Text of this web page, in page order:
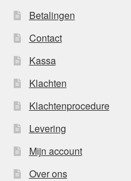
Betalingen
Contact
Kassa
Klachten
Klachtenprocedure
Levering
Mijn account
Over ons